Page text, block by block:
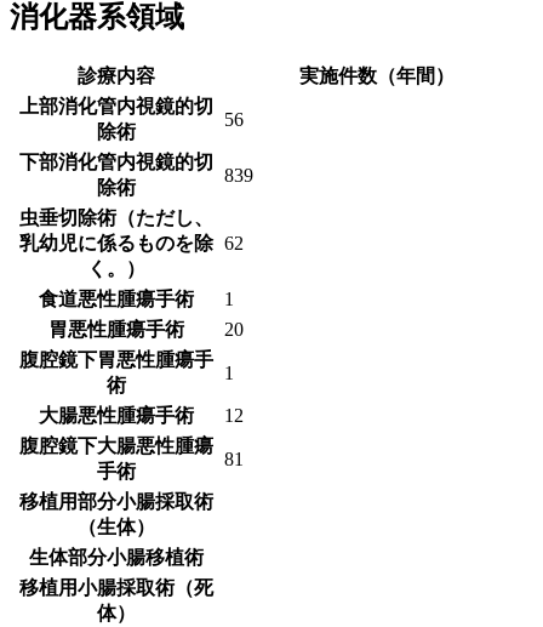
消化器系領域
診療内容
実施件数（年間）
上部消化管内視鏡的切
除術
56
下部消化管内視鏡的切
除術
839
虫垂切除術（ただし、
乳幼児に係るものを除
く。）
62
食道悪性腫瘍手術
1
胃悪性腫瘍手術
20
腹腔鏡下胃悪性腫瘍手
術
1
大腸悪性腫瘍手術
12
腹腔鏡下大腸悪性腫瘍
手術
81
移植用部分小腸採取術
（生体）
生体部分小腸移植術
移植用小腸採取術（死
体）